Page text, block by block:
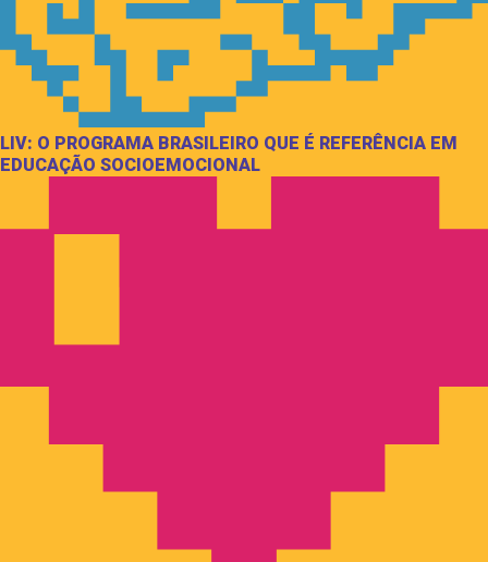
LIV: O PROGRAMA BRASILEIRO QUE É REFERÊNCIA EM
EDUCAÇÃO SOCIOEMOCIONAL